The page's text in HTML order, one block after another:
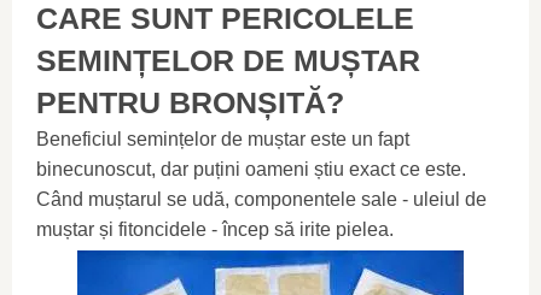
CARE SUNT PERICOLELE
SEMINȚELOR DE MUȘTAR
PENTRU BRONȘITĂ?
Beneficiul semințelor de muștar este un fapt
binecunoscut, dar puțini oameni știu exact ce este.
Când muștarul se udă, componentele sale - uleiul de
muștar și fitoncidele - încep să irite pielea.